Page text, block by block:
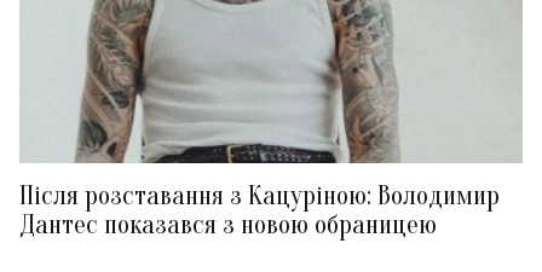
Після розставання з Кацуріною: Володимир
Дантес показався з новою обраницею